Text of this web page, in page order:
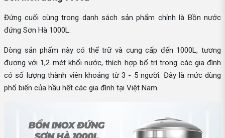
Đứng cuối cùng trong danh sách sản phẩm chính là Bồn nước
đứng Sơn Hà 1000L.
Dòng sản phẩm này có thể trữ và cung cấp đến 1000L, tương
đương với 1,2 mét khối nước, thích hợp bố trí trong các gia đình
có số lượng thành viên khoảng từ 3 - 5 người. Đây là mức dùng
phổ biến của hầu hết các gia đình tại Việt Nam.